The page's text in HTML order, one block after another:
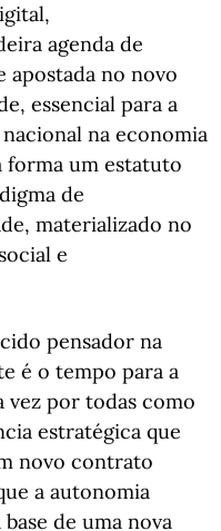
agenda de
apostada no novo
essencial para a
na economia
forma um estatuto
de
materializado no
e
pensador na
é o tempo para a
vez por todas como
estratégica que
novo contrato
a autonomia
de uma nova